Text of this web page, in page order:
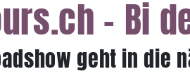
- Bi
geht in die